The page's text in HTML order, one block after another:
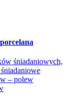
śniadaniowych,
– polew